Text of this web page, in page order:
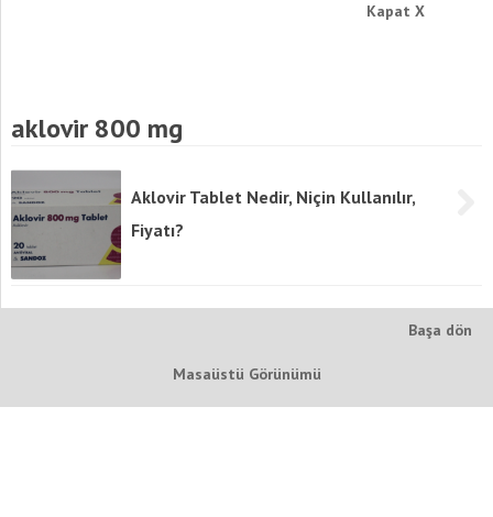
aklovir 800 mg
Aklovir Tablet Nedir, Niçin Kullanılır,
Fiyatı?
Başa dön
Masaüstü Görünümü
Kapat X